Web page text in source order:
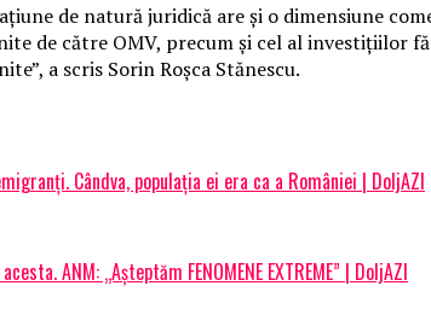
de natură juridică are şi o dimensiune
de către OMV, precum şi cel al investiţiilor
a scris Sorin Roşca Stănescu.
Cândva, populația ei era ca a României | DoljAZI
ANM: „Așteptăm FENOMENE EXTREME” | DoljAZI